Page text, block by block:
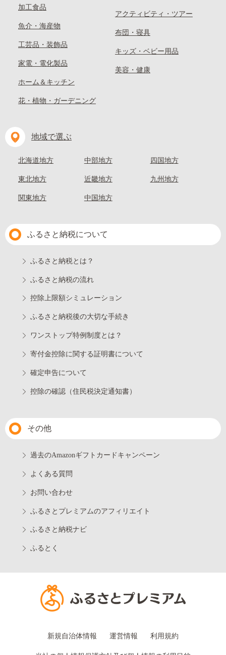
加工食品
魚介・海産物
工芸品・装飾品
家電・電化製品
ホーム＆キッチン
花・植物・ガーデニング
アクティビティ・ツアー
布団・寝具
キッズ・ベビー用品
美容・健康
地域で選ぶ
北海道地方
東北地方
関東地方
中部地方
近畿地方
中国地方
四国地方
九州地方
ふるさと納税について
ふるさと納税とは？
ふるさと納税の流れ
控除上限額シミュレーション
ふるさと納税後の大切な手続き
ワンストップ特例制度とは？
寄付金控除に関する証明書について
確定申告について
控除の確認（住民税決定通知書）
その他
過去のAmazonギフトカードキャンペーン
よくある質問
お問い合わせ
ふるさとプレミアムのアフィリエイト
ふるさと納税ナビ
ふるとく
新規自治体情報 運営情報 利用規約